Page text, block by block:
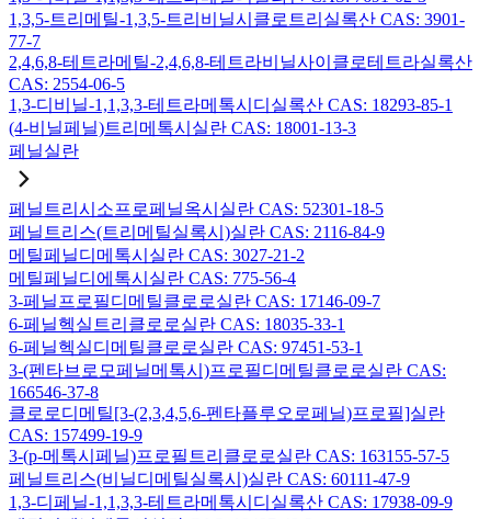
1,3,5-트리메틸-1,3,5-트리비닐시클로트리실록산 CAS: 3901-
77-7
2,4,6,8-테트라메틸-2,4,6,8-테트라비닐사이클로테트라실록산
CAS: 2554-06-5
1,3-디비닐-1,1,3,3-테트라메톡시디실록산 CAS: 18293-85-1
(4-비닐페닐)트리메톡시실란 CAS: 18001-13-3
페닐실란
페닐트리시소프로페닐옥시실란 CAS: 52301-18-5
페닐트리스(트리메틸실록시)실란 CAS: 2116-84-9
메틸페닐디메톡시실란 CAS: 3027-21-2
메틸페닐디에톡시실란 CAS: 775-56-4
3-페닐프로필디메틸클로로실란 CAS: 17146-09-7
6-페닐헥실트리클로로실란 CAS: 18035-33-1
6-페닐헥실디메틸클로로실란 CAS: 97451-53-1
3-(펜타브로모페닐메톡시)프로필디메틸클로로실란 CAS:
166546-37-8
클로로디메틸[3-(2,3,4,5,6-펜타플루오로페닐)프로필]실란
CAS: 157499-19-9
3-(p-메톡시페닐)프로필트리클로로실란 CAS: 163155-57-5
페닐트리스(비닐디메틸실록시)실란 CAS: 60111-47-9
1,3-디페닐-1,1,3,3-테트라메톡시디실록산 CAS: 17938-09-9